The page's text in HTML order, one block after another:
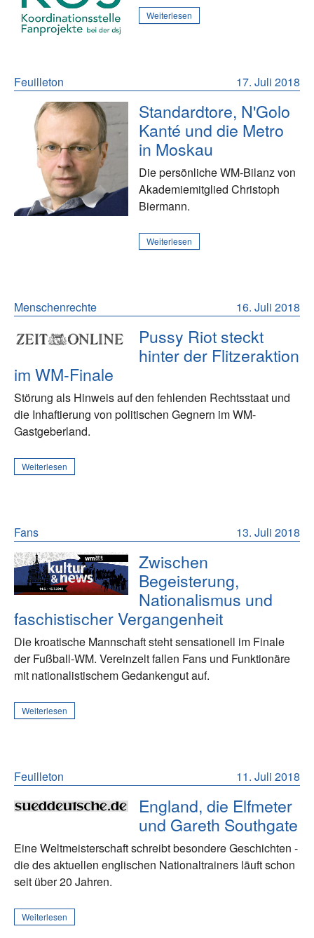
Weiterlesen
17. Juli 2018
Feuilleton
Standardtore, N'Golo
Kanté und die Metro
in Moskau
Die persönliche WM-Bilanz von
Akademiemitglied Christoph
Biermann.
Weiterlesen
16. Juli 2018
Menschenrechte
Pussy Riot steckt
hinter der Flitzeraktion
im WM-Finale
Störung als Hinweis auf den fehlenden Rechtsstaat und
die Inhaftierung von politischen Gegnern im WM-
Gastgeberland.
Weiterlesen
13. Juli 2018
Fans
Zwischen
Begeisterung,
Nationalismus und
faschistischer Vergangenheit
Die kroatische Mannschaft steht sensationell im Finale
der Fußball-WM. Vereinzelt fallen Fans und Funktionäre
mit nationalistischem Gedankengut auf.
Weiterlesen
11. Juli 2018
Feuilleton
England, die Elfmeter
und Gareth Southgate
Eine Weltmeisterschaft schreibt besondere Geschichten -
die des aktuellen englischen Nationaltrainers läuft schon
seit über 20 Jahren.
Weiterlesen